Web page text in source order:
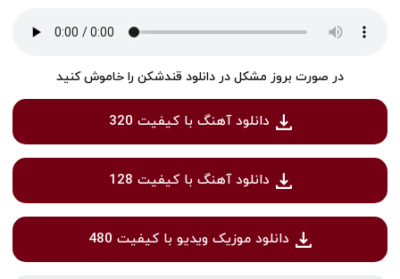
در صورت بروز مشکل در دانلود قندشکن را خاموش کنید
دانلود آهنگ با کیفیت 320
دانلود آهنگ با کیفیت 128
دانلود موزیک ویدیو با کیفیت 480